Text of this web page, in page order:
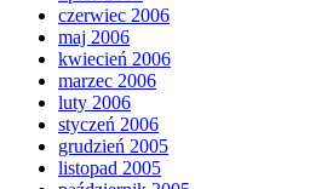
czerwiec 2006
maj 2006
kwiecień 2006
marzec 2006
luty 2006
styczeń 2006
grudzień 2005
listopad 2005